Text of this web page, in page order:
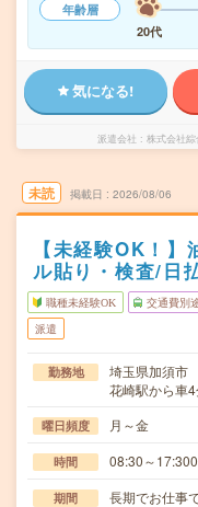
年齢層
20代
気になる!
派遣会社 株式会社
未読 掲載日 2026/08/06
【未経験OK！
ル貼り・検査/日
職種未経験OK 交通費別
派遣
勤務地
埼玉県加須市
花崎駅から車
曜日頻度 月～金
時間 08:30～
期間 長期でお仕事